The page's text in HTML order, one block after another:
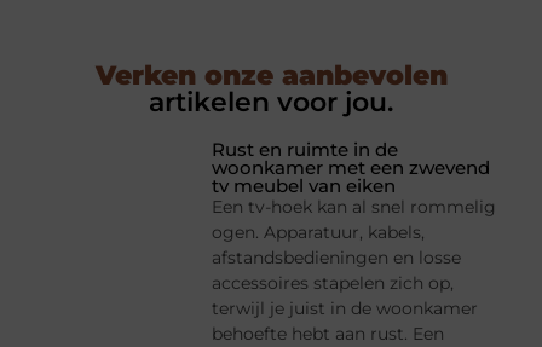
Verken onze aanbevolen
artikelen voor jou.
Rust en ruimte in de
woonkamer met een zwevend
tv meubel van eiken
Een tv-hoek kan al snel rommelig
ogen. Apparatuur, kabels,
afstandsbedieningen en losse
accessoires stapelen zich op,
terwijl je juist in de woonkamer
behoefte hebt aan rust. Een